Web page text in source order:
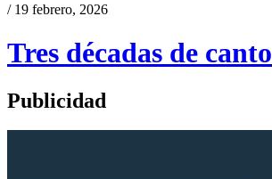
/ 19 febrero, 2026
Tres décadas de canto
Publicidad